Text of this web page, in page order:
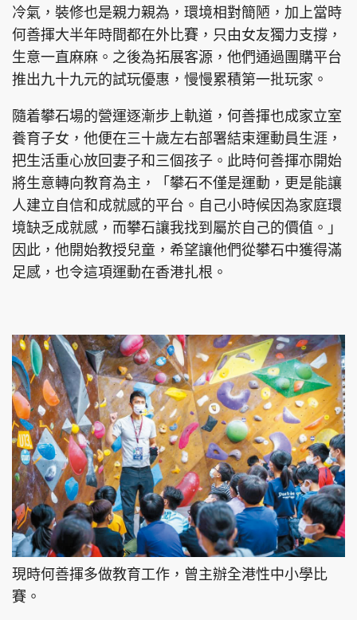
冷氣，裝修也是親力親為，環境相對簡陋，加上當時
何善揮大半年時間都在外比賽，只由女友獨力支撐，
生意一直麻麻。之後為拓展客源，他們通過團購平台
推出九十九元的試玩優惠，慢慢累積第一批玩家。
隨着攀石場的營運逐漸步上軌道，何善揮也成家立室
養育子女，他便在三十歲左右部署結束運動員生涯，
把生活重心放回妻子和三個孩子。此時何善揮亦開始
將生意轉向教育為主，「攀石不僅是運動，更是能讓
人建立自信和成就感的平台。自己小時候因為家庭環
境缺乏成就感，而攀石讓我找到屬於自己的價值。」
因此，他開始教授兒童，希望讓他們從攀石中獲得滿
足感，也令這項運動在香港扎根。
現時何善揮多做教育工作，曾主辦全港性中小學比
賽。